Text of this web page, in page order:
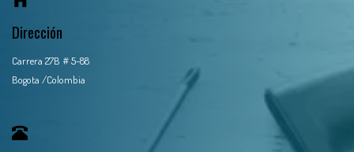
Dirección
Carrera 27B # 5-88
Bogota /Colombia